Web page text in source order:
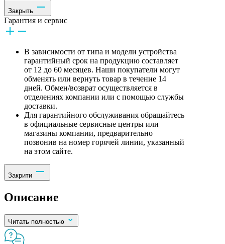
Закрыть
Гарантия и сервис
В зависимости от типа и модели устройства
гарантийный срок на продукцию составляет
от 12 до 60 месяцев. Наши покупатели могут
обменять или вернуть товар в течение 14
дней. Обмен/возврат осуществляется в
отделениях компании или с помощью службы
доставки.
Для гарантийного обслуживания обращайтесь
в официальные сервисные центры или
магазины компании, предварительно
позвонив на номер горячей линии, указанный
на этом сайте.
Закрити
Описание
Читать полностью